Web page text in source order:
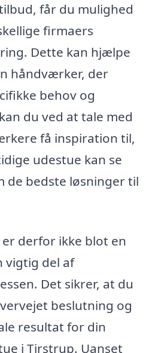
får du mulighed
firmaers
Dette kan hjælpe
håndværker, der
behov og
du ved at tale med
få inspiration til,
udestue kan se
de bedste løsninger til
derfor ikke blot en
vigtig del af
Det sikrer, at du
beslutning og
resultat for din
i Tirstrup. Uanset